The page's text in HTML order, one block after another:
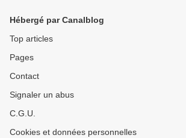
Hébergé par Canalblog
Top articles
Pages
Contact
Signaler un abus
C.G.U.
Cookies et données personnelles